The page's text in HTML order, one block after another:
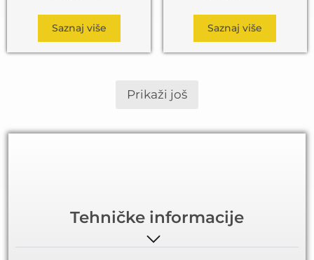
Saznaj više Saznaj više
Prikaži još
Tehničke informacije